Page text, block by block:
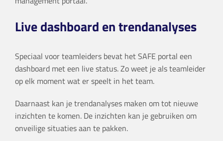
Live dashboard en trendanalyses
Speciaal voor teamleiders bevat het SAFE portal een
dashboard met een live status. Zo weet je als teamleider
op elk moment wat er speelt in het team.
Daarnaast kan je trendanalyses maken om tot nieuwe
inzichten te komen. De inzichten kan je gebruiken om
onveilige situaties aan te pakken.